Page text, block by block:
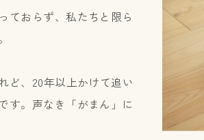
ておらず、私たちと限ら
ど、20年以上かけて追い
す。声なき「がまん」に